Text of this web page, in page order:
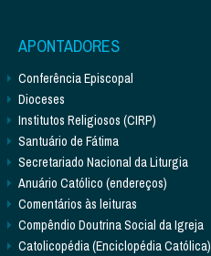
APONTADORES
Conferência Episcopal
Dioceses
Institutos Religiosos (CIRP)
Santuário de Fátima
Secretariado Nacional da Liturgia
Anuário Católico (endereços)
Comentários às leituras
Compêndio Doutrina Social da Igreja
Catolicopédia (Enciclopédia Católica)